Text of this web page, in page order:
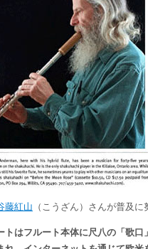
藤紅山 （こうざん）さんが普及
トはフルート本体に尺八の「歌